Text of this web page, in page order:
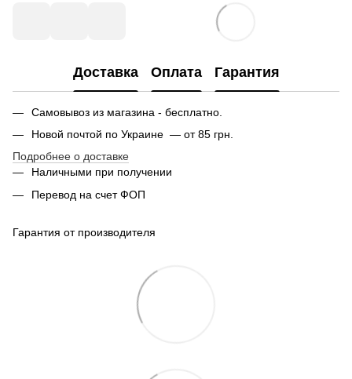
Доставка Оплата Гарантия
Самовывоз из магазина - бесплатно.
Новой почтой по Украине — от 85 грн.
Подробнее о доставке
Наличными при получении
Перевод на счет ФОП
Гарантия от производителя